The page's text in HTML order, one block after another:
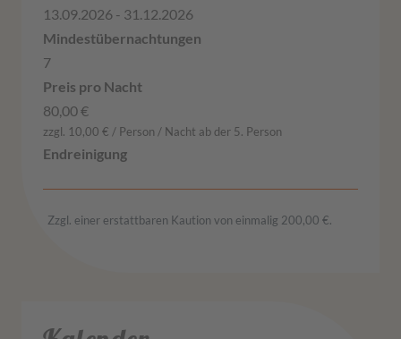
13.09.2026 - 31.12.2026
7
80,00 €
zzgl. 10,00 € / Person / Nacht ab der 5. Person
Zzgl. einer erstattbaren Kaution von einmalig 200,00 €.